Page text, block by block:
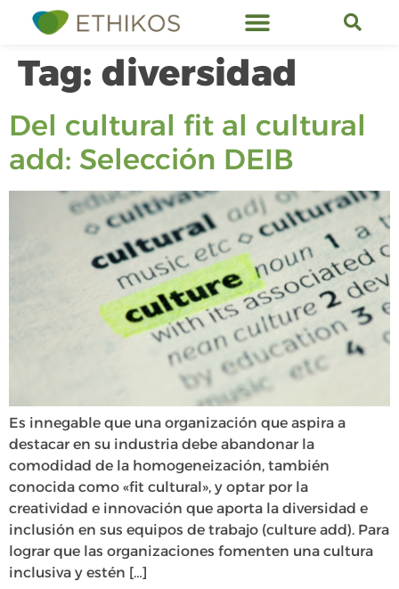
Tag: diversidad
Del cultural fit al cultural
add: Selección DEIB
Es innegable que una organización que aspira a
destacar en su industria debe abandonar la
comodidad de la homogeneización, también
conocida como «fit cultural», y optar por la
creatividad e innovación que aporta la diversidad e
inclusión en sus equipos de trabajo (culture add). Para
lograr que las organizaciones fomenten una cultura
inclusiva y estén […]